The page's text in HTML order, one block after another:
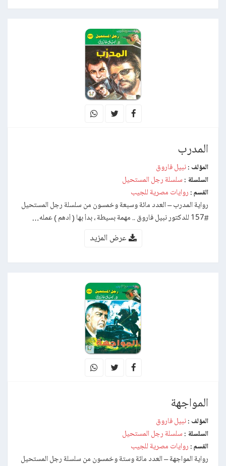
المدرب
المؤلف : نبيل فاروق
السلسلة : سلسلة رجل المستحيل
القسم : روايات مصرية للجيب
رواية المدرب – العدد مائة وسبعة وخمسون من سلسلة رجل المستحيل
#157 للدكتور نبيل فاروق .. مهمة بسيطة ، بدأ بها ( أدهم ) عمله…
عرض المزيد
المواجهة
المؤلف : نبيل فاروق
السلسلة : سلسلة رجل المستحيل
القسم : روايات مصرية للجيب
رواية المواجهة – العدد مائة وستة وخمسون من سلسلة رجل المستحيل